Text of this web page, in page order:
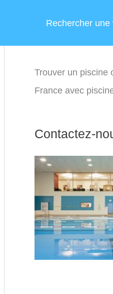
Rechercher une
Trouver un piscine
France avec
Contactez-